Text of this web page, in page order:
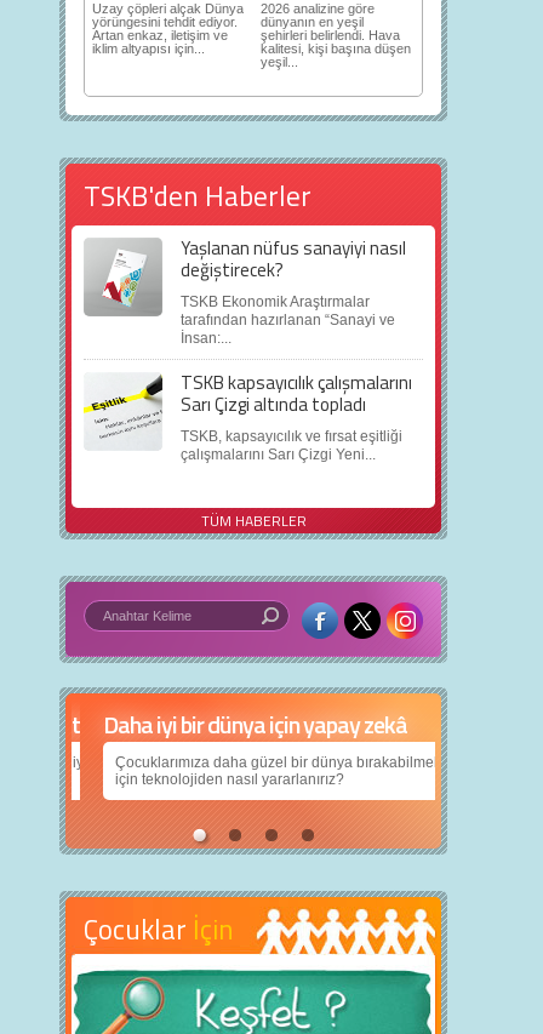
Uzay çöpleri alçak Dünya
yörüngesini tehdit ediyor.
Artan enkaz, iletişim ve
iklim altyapısı için...
2026 analizine göre
dünyanın en yeşil
şehirleri belirlendi. Hava
kalitesi, kişi başına düşen
yeşil...
TSKB'den Haberler
Yaşlanan nüfus sanayiyi nasıl
değiştirecek?
TSKB Ekonomik Araştırmalar
tarafından hazırlanan “Sanayi ve
İnsan:...
TSKB kapsayıcılık çalışmalarını
Sarı Çizgi altında topladı
TSKB, kapsayıcılık ve fırsat eşitliği
çalışmalarını Sarı Çizgi Yeni...
TÜM HABERLER
Daha iyi bir dünya için yapay zekâ
Çocuklarımıza daha güzel bir dünya bırakabilmek
için teknolojiden nasıl yararlanırız?
Çocuklar İçin